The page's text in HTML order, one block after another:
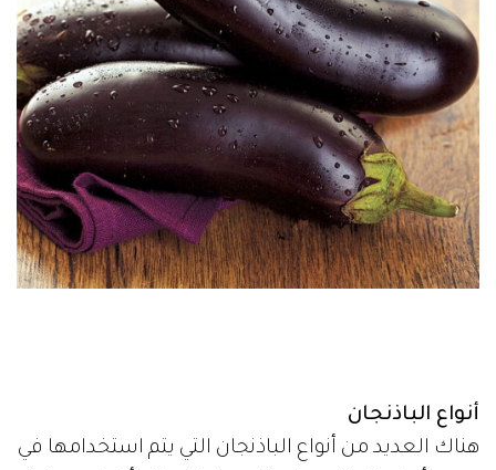
أنواع الباذنجان
هناك العديد من أنواع الباذنجان التي يتم استخدامها في